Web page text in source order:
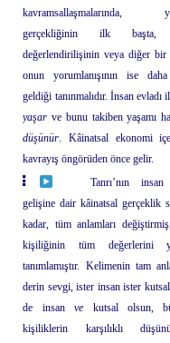
kavramsallaşmalarında,
gerçekliğinin ilk başta,
değerlendirilişinin veya diğer bir
onun yorumlanışının ise
geldiği tanınmalıdır. İnsan evladı
yaşar ve bunu takiben yaşamı
düşünür. Kâinatsal ekonomi
kavrayış öngörüden önce gelir.
Tanrı’nın
gelişine dair kâinatsal gerçeklik
kadar, tüm anlamları
kişiliğinin tüm değerlerini
tanımlamıştır. Kelimenin tam
derin sevgi, ister insan ister
de insanve kutsal olsun,
kişiliklerin karşılıklı